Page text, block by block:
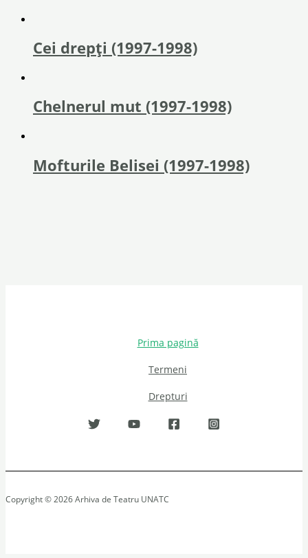
Cei drepți (1997-1998)
Chelnerul mut (1997-1998)
Mofturile Belisei (1997-1998)
Prima pagină
Termeni
Drepturi
Copyright © 2026 Arhiva de Teatru UNATC